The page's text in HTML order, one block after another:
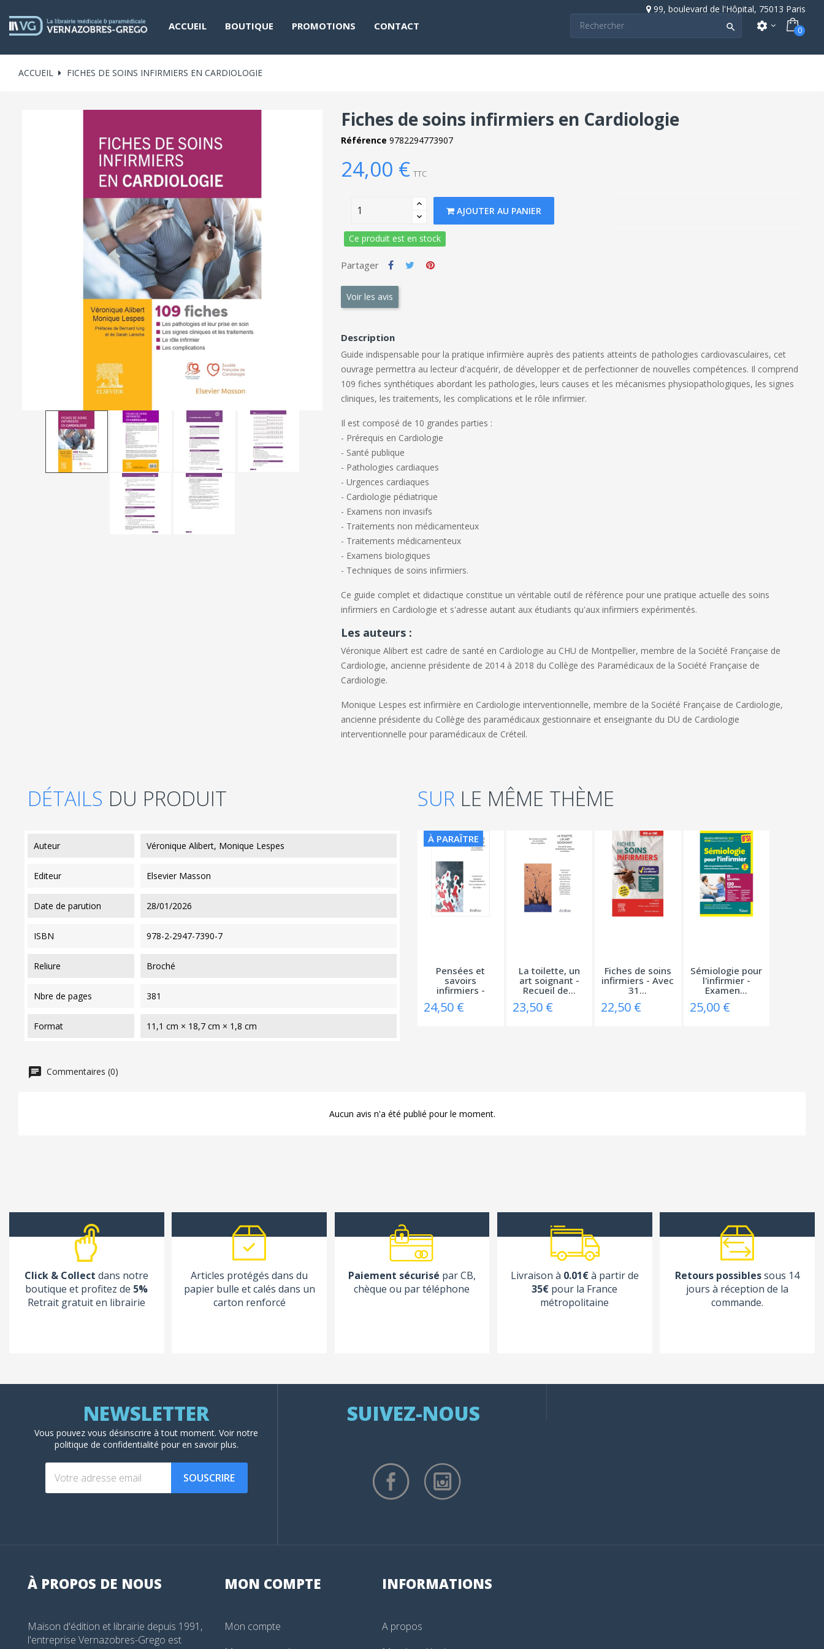
99, boulevard de l'Hôpital, 75013 Paris
ACCUEIL BOUTIQUE PROMOTIONS CONTACT  settings 0
ACCUEIL FICHES DE SOINS INFIRMIERS EN CARDIOLOGIE
Fiches de soins infirmiers en Cardiologie
Référence 9782294773907
24,00 € TTC
AJOUTER AU PANIER
Ce produit est en stock
Partager
Voir les avis
Description
Guide indispensable pour la pratique infirmière auprès des patients atteints de pathologies cardiovasculaires, cet
ouvrage permettra au lecteur d'acquérir, de développer et de perfectionner de nouvelles compétences. Il comprend
109 fiches synthétiques abordant les pathologies, leurs causes et les mécanismes physiopathologiques, les signes
cliniques, les traitements, les complications et le rôle infirmier.
Il est composé de 10 grandes parties :
- Prérequis en Cardiologie
- Santé publique
- Pathologies cardiaques
- Urgences cardiaques
- Cardiologie pédiatrique
- Examens non invasifs
- Traitements non médicamenteux
- Traitements médicamenteux
- Examens biologiques
- Techniques de soins infirmiers.
Ce guide complet et didactique constitue un véritable outil de référence pour une pratique actuelle des soins
infirmiers en Cardiologie et s'adresse autant aux étudiants qu'aux infirmiers expérimentés.
Les auteurs :
Véronique Alibertest cadre de santé en Cardiologie au CHU de Montpellier, membre de la Société Française de
Cardiologie, ancienne présidente de 2014 à 2018 du Collège des Paramédicaux de la Société Française de
Cardiologie.
Monique Lespes est infirmière en Cardiologie interventionnelle, membre de la Société Française de Cardiologie,
ancienne présidente du Collège des paramédicaux gestionnaire et enseignante du DU de Cardiologie
interventionnelle pour paramédicaux de Créteil.
DÉTAILS DU PRODUIT
auteur Véronique Alibert, Monique Lespes
editeur Elsevier Masson
date de parution 28/01/2026
ISBN 978-2-2947-7390-7
reliure Broché
nbre de pages 381
format 11,1 cm × 18,7 cm × 1,8 cm
SUR LE MÊME THÈME
À PARAÎTRE
Pensées et
savoirs
infirmiers -
24,50 €
La toilette, un
art soignant -
Recueil de...
23,50 €
Fiches de soins
infirmiers - Avec
31...
22,50 €
Sémiologie pour
l'infirmier -
Examen...
25,00 €
Commentaires (0)
Aucun avis n'a été publié pour le moment.
Click & Collect dans notre
boutique et profitez de 5%
Retrait gratuit en librairie
Articles protégés dans du
papier bulle et calés dans un
carton renforcé
Paiement sécurisé par CB,
chèque ou par téléphone
Livraison à 0.01€à partir de
35€ pour la France
métropolitaine
Retours possiblessous 14
jours à réception de la
commande.
Vous pouvez vous désinscrire à tout moment. Voirnotre
politique de confidentialité pour en savoir plus.
SOUSCRIRE
SUIVEZ-NOUS
À PROPOS DE NOUS
Maison d'édition et librairie depuis 1991,
l'entreprise Vernazobres-Grego est
MON COMPTE
Mon compte
INFORMATIONS
A propos